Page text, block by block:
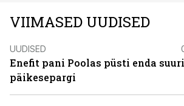
VIIMASED UUDISED
UUDISED
Enefit pani Poolas püsti enda
päikesepargi